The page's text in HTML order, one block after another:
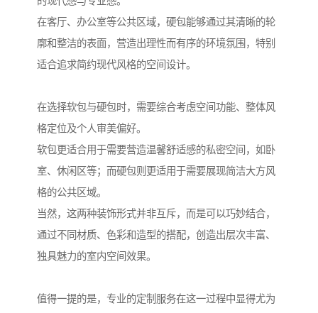
在客厅、办公室等公共区域，硬包能够通过其清晰的轮
廓和整洁的表面，营造出理性而有序的环境氛围，特别
适合追求简约现代风格的空间设计。
在选择软包与硬包时，需要综合考虑空间功能、整体风
格定位及个人审美偏好。
软包更适合用于需要营造温馨舒适感的私密空间，如卧
室、休闲区等；而硬包则更适用于需要展现简洁大方风
格的公共区域。
当然，这两种装饰形式并非互斥，而是可以巧妙结合，
通过不同材质、色彩和造型的搭配，创造出层次丰富、
独具魅力的室内空间效果。
值得一提的是，专业的定制服务在这一过程中显得尤为